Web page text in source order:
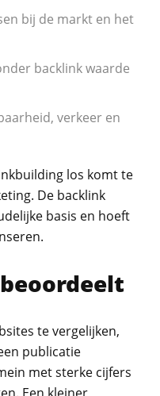
bij de markt en het
backlink waarde
verkeer en
los komt te
De backlink
basis en hoeft
te vergelijken,
publicatie
met sterke cijfers